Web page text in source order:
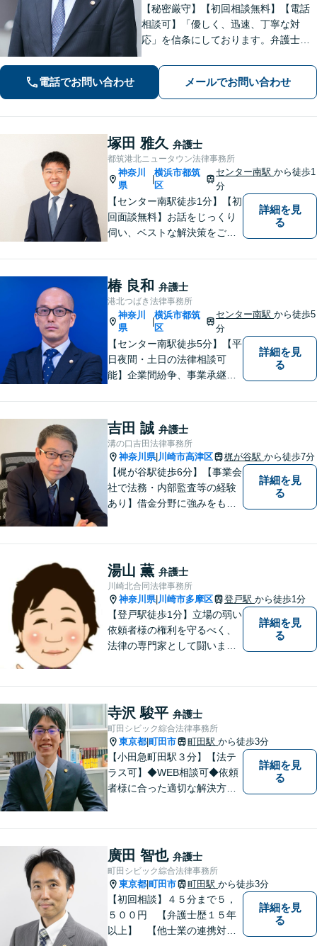
【秘密厳守】【初回相談無料】【電話
相談可】「優しく、迅速、丁寧な対
応」を信条にしております。弁護士に
少しの勇気を出して、お気軽にご相談
ください。【休日・夜間面談可】
電話でお問い合わせ メールでお問い合わせ
塚田 雅久 弁護士
都筑港北ニュータウン法律事務所
神奈川
県
横浜市都筑
区
センター南駅から徒歩1
分
【センター南駅徒歩1分】【初
回面談無料】お話をじっくり
伺い、ベストな解決策をご一
す。【夜間／休日対応可能】
難解な用語は極力用いずに平
易かつ具体的な説明を心がけ
ていますので、まずは一度お
気軽にご相談頂ければと思い
ます。
詳細を見
る
椿 良和 弁護士
港北つばき法律事務所
神奈川
県
横浜市都筑
区
センター南駅から徒歩5
分
【センター南駅徒歩5分】【平
日夜間・土日の法律相談可
能】企業間紛争、事業承継・
から、インターネットによる
中傷・プライバシー・著作権
被害、いじめ、離婚・相続、
不動産に関わる紛争その他の
個人法務まで幅広い分野の対
応が可能です。
詳細を見
る
吉田 誠 弁護士
溝の口吉田法律事務所
神奈川県| 川崎市高津区 梶が谷駅 から徒歩7分
【梶が谷駅徒歩6分】【事業会
社で法務・内部監査等の経験
あり】借金分野に強みをも
作りに尽力しています。【初
回無料相談】【東京・神奈川
エリア】
詳細を見
る
湯山 薫 弁護士
川崎北合同法律事務所
神奈川県| 川崎市多摩区 登戸駅 から徒歩1分
【登戸駅徒歩1分】立場の弱い
依頼者様の権利を守るべく、
法律の専門家として闘いま
件・刑事事件・労働事件な
ど、幅広く対応いたします。
詳細を見
る
寺沢 駿平 弁護士
町田シビック綜合法律事務所
東京都 町田市 町田駅 から徒歩3分
【小田急町田駅３分】【法テ
ラス可】◆WEB相談可◆依頼
者様に合った適切な解決方法
ださい。
詳細を見
る
廣田 智也 弁護士
町田シビック綜合法律事務所
東京都 町田市 町田駅 から徒歩3分
【初回相談】４５分まで５，
５００円 【弁護士歴１５年
以上】 【他士業の連携対
詳細を見
る